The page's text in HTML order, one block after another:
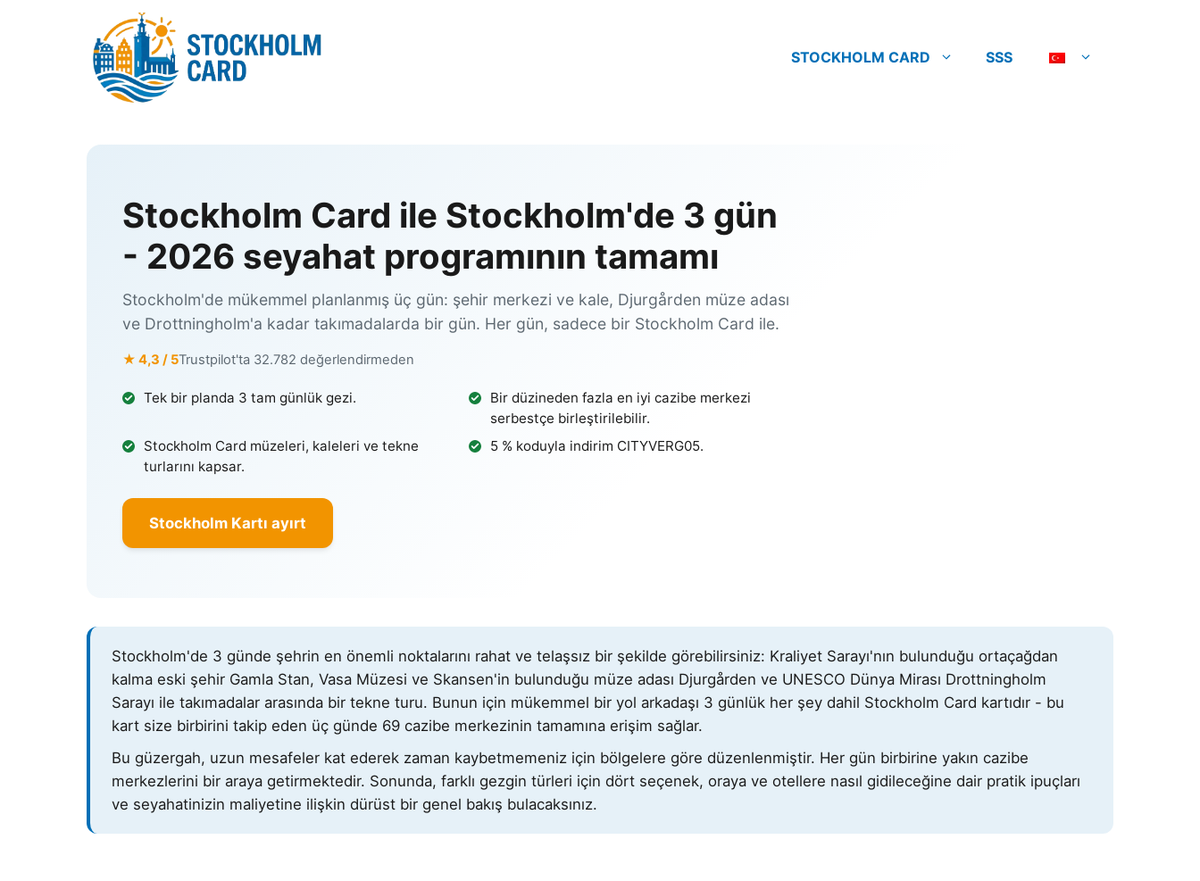
STOCKHOLM CARD
SSS
Stockholm Card ile Stockholm'de 3 gün
- 2026 seyahat programının tamamı
Stockholm'de mükemmel planlanmış üç gün: şehir merkezi ve kale, Djurgården müze adası
ve Drottningholm'a kadar takımadalarda bir gün. Her gün, sadece bir Stockholm Card ile.
★ 4,3 / 5Trustpilot'ta 32.782 değerlendirmeden
Tek bir planda 3 tam günlük gezi.
Bir düzineden fazla en iyi cazibe merkezi
serbestçe birleştirilebilir.
Stockholm Card müzeleri, kaleleri ve tekne
turlarını kapsar.
5 % koduyla indirim CITYVERG05.
Stockholm Kartı ayırt
Stockholm'de 3 günde şehrin en önemli noktalarını rahat ve telaşsız bir şekilde görebilirsiniz: Kraliyet Sarayı'nın bulunduğu ortaçağdan
kalma eski şehir Gamla Stan, Vasa Müzesi ve Skansen'in bulunduğu müze adası Djurgården ve UNESCO Dünya Mirası Drottningholm
Sarayı ile takımadalar arasında bir tekne turu. Bunun için mükemmel bir yol arkadaşı 3 günlük her şey dahil Stockholm Card kartıdır - bu
kart size birbirini takip eden üç günde 69 cazibe merkezinin tamamına erişim sağlar.
Bu güzergah, uzun mesafeler kat ederek zaman kaybetmemeniz için bölgelere göre düzenlenmiştir. Her gün birbirine yakın cazibe
merkezlerini bir araya getirmektedir. Sonunda, farklı gezgin türleri için dört seçenek, oraya ve otellere nasıl gidileceğine dair pratik ipuçları
ve seyahatinizin maliyetine ilişkin dürüst bir genel bakış bulacaksınız.